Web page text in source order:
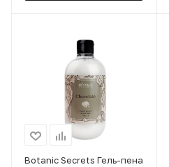
Botanic Secrets Гель-пена